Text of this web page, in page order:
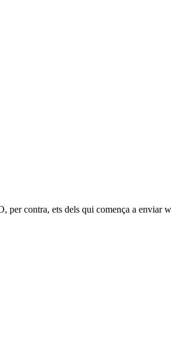
per contra, ets dels qui comença a enviar